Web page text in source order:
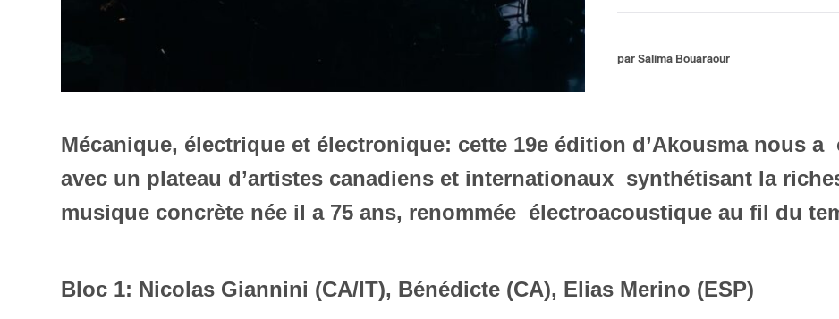
par Salima Bouaraour
Mécanique, électrique et électronique: cette 19e édition d’Akousma nous
avec un plateau d’artistes canadiens et internationaux synthétisant la
musique concrète née il a 75 ans, renommée électroacoustique au fil du
Bloc 1: Nicolas Giannini (CA/IT), Bénédicte (CA), Elias Merino (ESP)